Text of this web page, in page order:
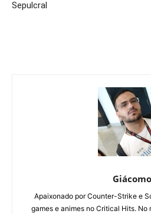
Sepulcral
Giácomo
Apaixonado por Counter-Strike e
games e animes no Critical Hits. No